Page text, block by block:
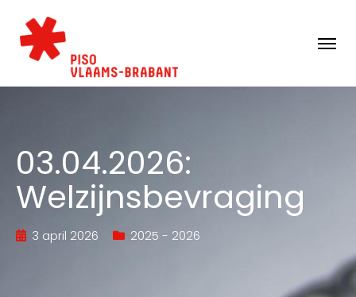
03.04.2026:
Welzijnsbevraging
3 april 2026 2025 - 2026